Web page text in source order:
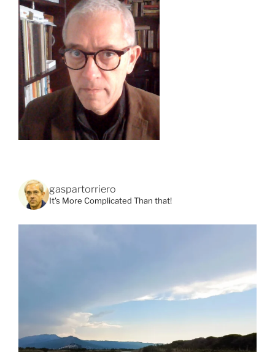
gaspartorriero
It's More Complicated Than that!